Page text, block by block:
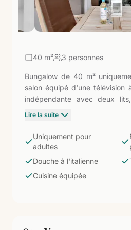
40 m² 3 personnes
Bungalow de 40 m²
salon équipé d'une télévision
indépendante avec deux
vitrocéramique, micro-
capsules, bouilloire et
particulièrement bien situés
d'intimité ou étages
Lire la suite
Uniquement pour
adultes
Douche à l'italienne
Cuisine équipée